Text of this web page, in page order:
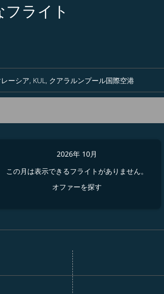
ライト
い。
2026年 10月
この月は表示できるフライトがありません。
オファーを探す
オファーを探す
オファーを探す
disclaimer. オファーを探す
offers-disclaimer. オファーを探す
view-offers-disclaimer. オファーを探す
cmp-view-offers-disclaimer. オファーを探す
cmp-view-offers-disclaimer. オファーを
cmp-view-offers-disclaimer. オファ
UKB–KUL: cmp-view-offers-disclaimer. オ
UKB–KUL: cmp-view-offers-
UKB–KUL: cmp-view-offers-
UKB–KUL: cmp-view-